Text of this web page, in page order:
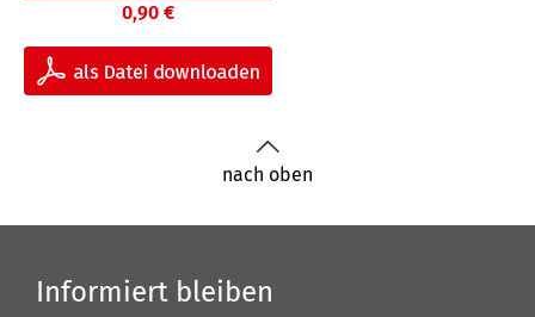
0,90 €
nach oben
Informiert bleiben